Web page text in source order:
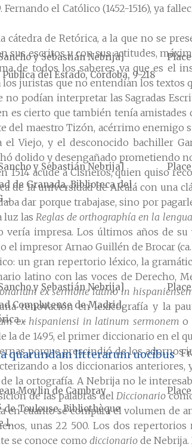
el Católico (1452-1516), ya
cátedra de Retórica, a la que no se
escritos y con sus actitudes,
de todos los saberes ya que es el
juristas que no entendían los textos
podían interpretar las Sagradas
es cierto que también tenía amistades
del maestro Tizón, acérrimo
Viejo, y el desconocido bachiller
dolido y desengañado prometiendo
acude a Cisneros, quien quiso
de la universidad de Alcalá con una
dar porque trabajase, sino por
luz lasReglas de orthographía en la
vería impresa. Los últimos años de
impresor Arnao Guillén de Brocar
un gran repertorio léxico, la
latino con las voces de Derecho,
ex sermone latino in
renovación en lexicografía y la
ex hispaniensi in latinum sermonem o
de 1495, el primer diccionario en el
porque prescindió de los adornos
a los diccionarios anteriores,
la ortografía. A Nebrija no le
de las palabras delDiccionario
en cuanto se compara el volumen de
unas 22 500. Los dos repertorios
se conoce como diccionariode Nebrija.
y Sebastián Nebrija]
del Estado, Córdoba, 9-218
y Sebastián Nebrija]
de Granada, Biblioteca del
y Sebastián Nebrija]
Complutense de Madrid,
quarundam litterarum uocibus
Moylin de Cambray
Toulouse, Bibliothèque
l...